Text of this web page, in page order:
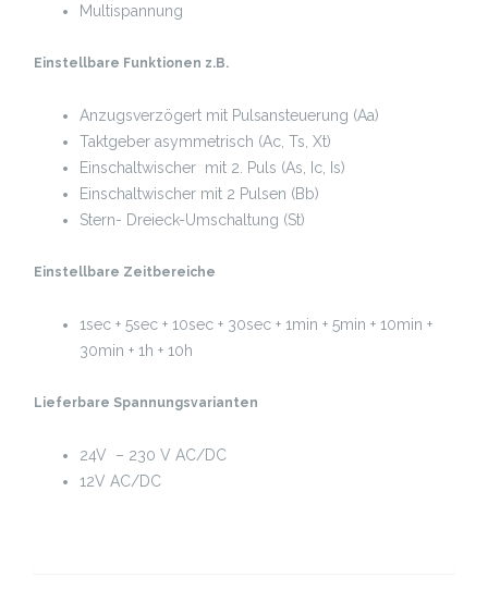
Multispannung
Einstellbare Funktionen z.B.
Anzugsverzögert mit Pulsansteuerung (Aa)
Taktgeber asymmetrisch (Ac, Ts, Xt)
Einschaltwischer mit 2. Puls (As, Ic, Is)
Einschaltwischer mit 2 Pulsen (Bb)
Stern- Dreieck-Umschaltung (St)
Einstellbare Zeitbereiche
1sec + 5sec + 10sec + 30sec + 1min + 5min + 10min +
30min + 1h + 10h
Lieferbare Spannungsvarianten
24V – 230 V AC/DC
12V AC/DC